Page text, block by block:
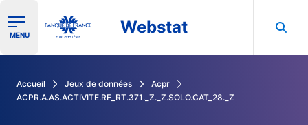
Ouvrir le menu de navigation
MENU Webstat
Accueil Jeux de données
Acpr
ACPR.A.AS.ACTIVITE.RF_RT.371._Z._Z.SOLO.CAT_28._Z